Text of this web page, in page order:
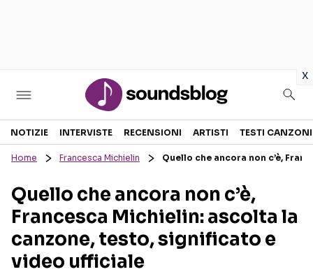
x
Sezioni
RECENSIONI MUSICALI
INTERVISTE
GOSSIP E CURIOSITÀ
TESTI CANZONI
TOUR ED EVENTI
TALENT SHOW
NOTIZIE INTERVISTE RECENSIONI ARTISTI TESTI CANZONI
Home Francesca Michielin Quello che ancora non c’è,
Quello che ancora non c’è,
Francesca Michielin: ascolta la
canzone, testo, significato e
video ufficiale